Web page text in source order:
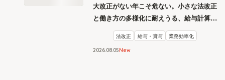
大改正がない年こそ危ない。小さな法改正
と働き方の多様化に耐えうる、給与計算と
リスク管理
法改正 給与・賞与 業務効率化
2026.08 05New